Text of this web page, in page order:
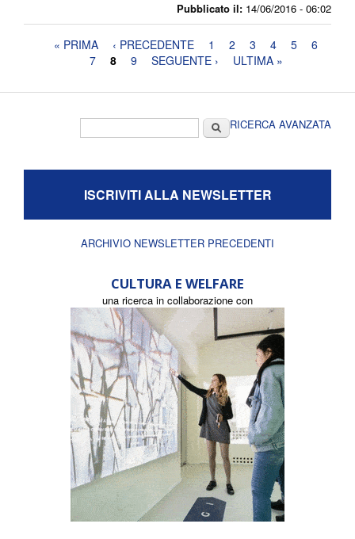
Pubblicato il: 14/06/2016 - 06:02
Pagine« PRIMA ‹ PRECEDENTE 1 2 3 4 5
6
7
8 9 SEGUENTE › ULTIMA »
CercaRICERCA AVANZATA
ISCRIVITI ALLA NEWSLETTER
ARCHIVIO NEWSLETTER PRECEDENTI
CULTURA E WELFARE
una ricerca in collaborazione con